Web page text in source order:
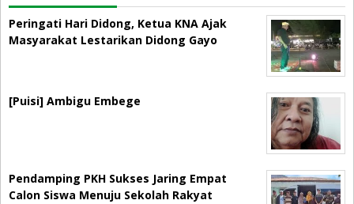
Peringati Hari Didong, Ketua KNA Ajak
Masyarakat Lestarikan Didong Gayo
[Puisi] Ambigu Embege
Pendamping PKH Sukses Jaring Empat
Calon Siswa Menuju Sekolah Rakyat